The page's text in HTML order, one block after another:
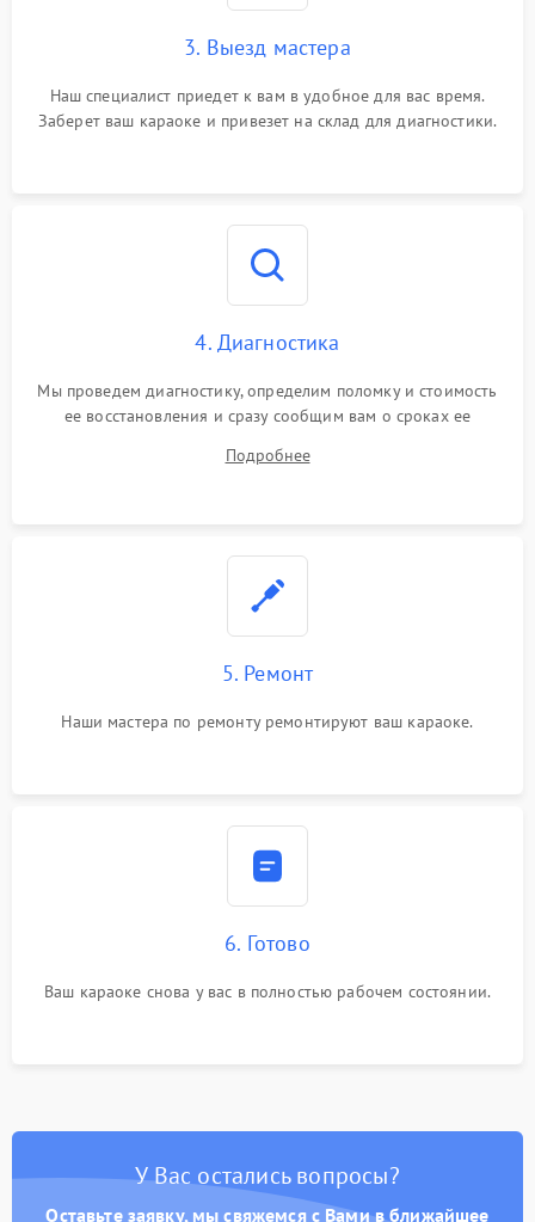
3. Выезд мастера
Наш специалист приедет к вам в удобное для вас время.
Заберет ваш караоке и привезет на склад для диагностики.
4. Диагностика
Мы проведем диагностику, определим поломку и стоимость
ее восстановления и сразу сообщим вам о сроках ее
Подробнее
5. Ремонт
Наши мастера по ремонту ремонтируют ваш караоке.
6. Готово
Ваш караоке снова у вас в полностью рабочем состоянии.
У Вас остались вопросы?
Оставьте заявку, мы свяжемся с Вами в ближайшее